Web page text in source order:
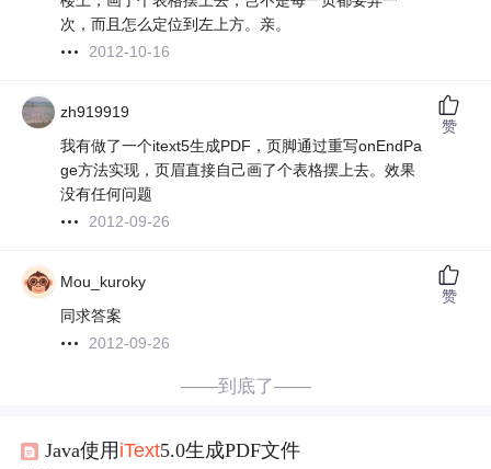
次，而且怎么定位到左上方。亲。
2012-10-16
zh919919
我有做了一个itext5生成PDF，页脚通过重写onEndPa
ge方法实现，页眉直接自己画了个表格摆上去。效果
没有任何问题
2012-09-26
赞
Mou_kuroky
同求答案
2012-09-26
赞
——到底了——
Java使用 iText5.0生成PDF文件